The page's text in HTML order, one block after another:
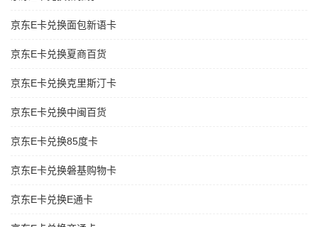
京东E卡兑换面包新语卡
京东E卡兑换夏商百货
京东E卡兑换克里斯汀卡
京东E卡兑换中闽百货
京东E卡兑换85度卡
京东E卡兑换磐基购物卡
京东E卡兑换E通卡